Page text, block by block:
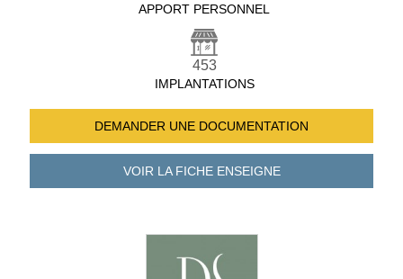
APPORT PERSONNEL
453
IMPLANTATIONS
DEMANDER UNE DOCUMENTATION
VOIR LA FICHEENSEIGNE